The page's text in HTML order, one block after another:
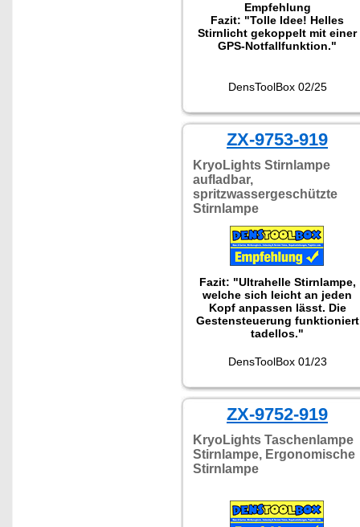
Empfehlung
Fazit: "Tolle Idee! Helles
Stirnlicht gekoppelt mit einer
GPS-Notfallfunktion."
DensToolBox 02/25
ZX-9753-919
KryoLights Stirnlampe
aufladbar,
spritzwassergeschützte
Stirnlampe
Fazit: "Ultrahelle Stirnlampe,
welche sich leicht an jeden
Kopf anpassen lässt. Die
Gestensteuerung funktioniert
tadellos."
DensToolBox 01/23
ZX-9752-919
KryoLights Taschenlampe
Stirnlampe, Ergonomische
Stirnlampe